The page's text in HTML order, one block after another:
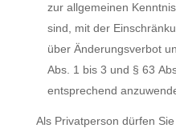
zur allgemeinen
sind, mit der
über Änderungsverbot
Abs. 1 bis 3 und § 63
entsprechend
Als Privatperson dürfen